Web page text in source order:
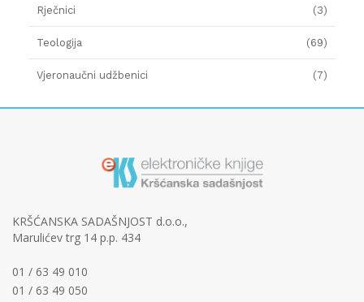
Rječnici (3)
Teologija (69)
Vjeronaučni udžbenici (7)
KRŠĆANSKA SADAŠNJOST d.o.o.,
Marulićev trg 14 p.p. 434
01 / 63 49 010
01 / 63 49 050